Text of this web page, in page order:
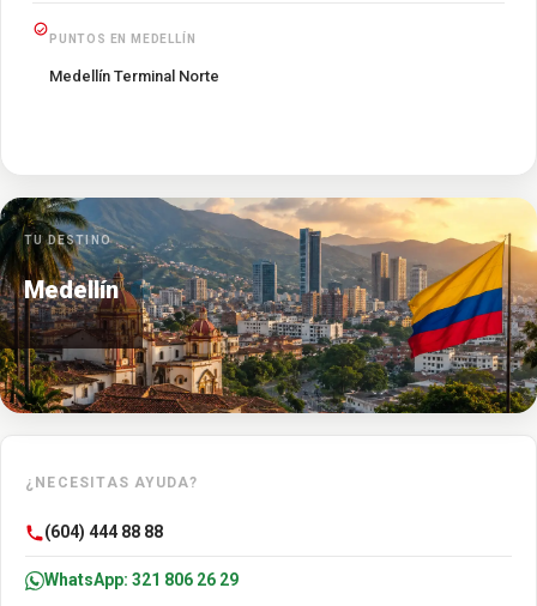
PUNTOS EN MEDELLÍN
Medellín Terminal Norte
TU DESTINO
Medellín
¿NECESITAS AYUDA?
(604) 444 88 88
WhatsApp: 321 806 26 29